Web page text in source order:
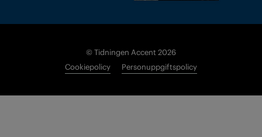
© Tidningen Accent 2026
Cookiepolicy
Personuppgiftspolicy